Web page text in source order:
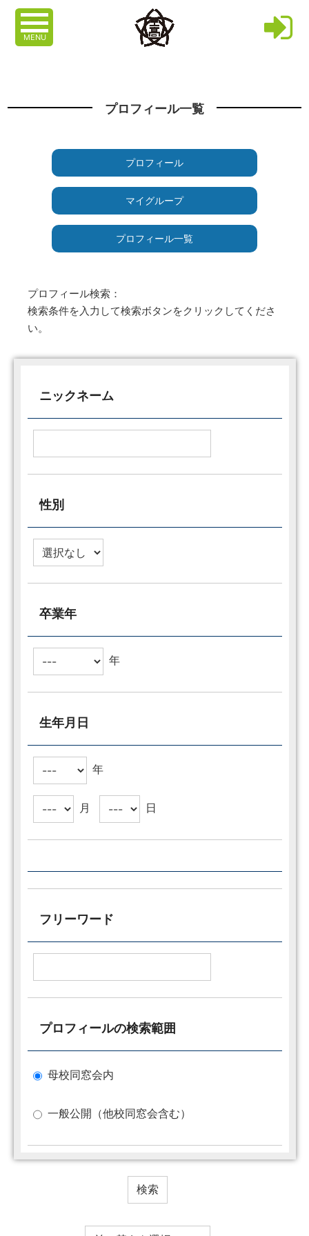
MENU
プロフィール一覧
プロフィール
マイグループ
プロフィール一覧
プロフィール検索：
検索条件を入力して検索ボタンをクリックしてくださ
い。
ニックネーム
性別
卒業年
年
生年月日
年
月 日
フリーワード
プロフィールの検索範囲
母校同窓会内
一般公開（他校同窓会含む）